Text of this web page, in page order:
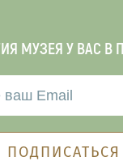
МУЗЕЯ У ВАС В